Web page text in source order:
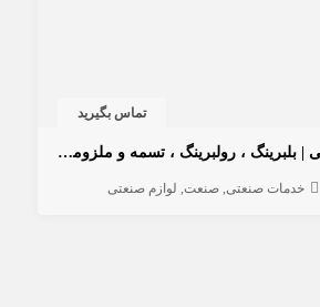
تماس بگیرید
تامین قطعات صنعتی | بلبرینگ ، رولبرینگ ، تسمه و ملزومات صنعتی
خدمات صنعتی صنعت لوازم صنعتی